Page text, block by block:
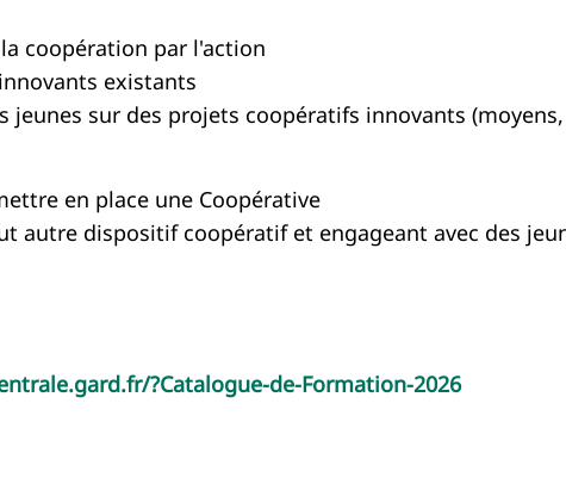
coopération par l'action
existants
jeunes sur des projets coopératifs innovants
en place une Coopérative
autre dispositif coopératif et engageant avec des
?Catalogue-de-Formation-2026